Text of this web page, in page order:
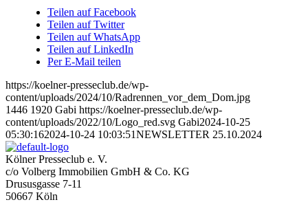
Teilen auf Facebook
Teilen auf Twitter
Teilen auf WhatsApp
Teilen auf LinkedIn
Per E-Mail teilen
https://koelner-presseclub.de/wp-
content/uploads/2024/10/Radrennen_vor_dem_Dom.jpg
1446 1920 Gabi https://koelner-presseclub.de/wp-
content/uploads/2022/10/Logo_red.svg Gabi2024-10-25
05:30:162024-10-24 10:03:51NEWSLETTER 25.10.2024
Kölner Presseclub e. V.
c/o Volberg Immobilien GmbH & Co. KG
Drususgasse 7-11
50667 Köln